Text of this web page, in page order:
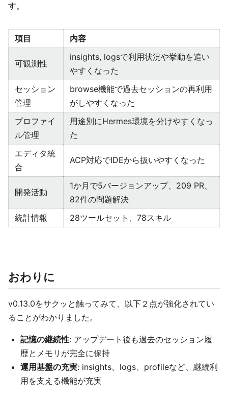
す。
項目 内容
可観測性
insights, logsで利用状況や挙動を追い
やすくなった
セッション
管理
browse機能で過去セッションの再利用
がしやすくなった
プロファイ
ル管理
用途別にHermes環境を分けやすくなっ
た
エディタ統
合
ACP対応でIDEから扱いやすくなった
開発活動
1か月で5バージョンアップ、209 PR、
82件の問題解決
統計情報
28ツールセット、78スキル
おわりに
v0.13.0をサクッと触ってみて、以下２点が強化されてい
ることがわかりました。
記憶の継続性: アップデート後も過去のセッション履
歴とメモリが完全に保持
運用基盤の充実: insights、logs、profileなど、継続利
用を支える機能が充実